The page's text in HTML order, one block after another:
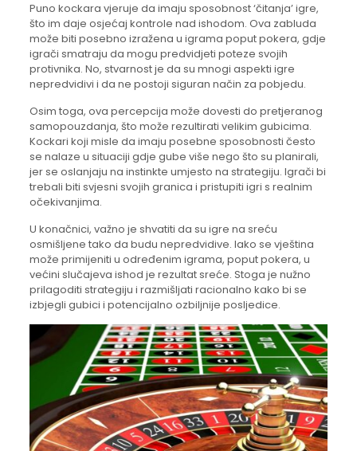
Puno kockara vjeruje da imaju sposobnost ‘čitanja’ igre,
što im daje osjećaj kontrole nad ishodom. Ova zabluda
može biti posebno izražena u igrama poput pokera, gdje
igrači smatraju da mogu predvidjeti poteze svojih
protivnika. No, stvarnost je da su mnogi aspekti igre
nepredvidivi i da ne postoji siguran način za pobjedu.
Osim toga, ova percepcija može dovesti do pretjeranog
samopouzdanja, što može rezultirati velikim gubicima.
Kockari koji misle da imaju posebne sposobnosti često
se nalaze u situaciji gdje gube više nego što su planirali,
jer se oslanjaju na instinkte umjesto na strategiju. Igrači bi
trebali biti svjesni svojih granica i pristupiti igri s realnim
očekivanjima.
U konačnici, važno je shvatiti da su igre na sreću
osmišljene tako da budu nepredvidive. Iako se vještina
može primijeniti u određenim igrama, poput pokera, u
većini slučajeva ishod je rezultat sreće. Stoga je nužno
prilagoditi strategiju i razmišljati racionalno kako bi se
izbjegli gubici i potencijalno ozbiljnije posljedice.